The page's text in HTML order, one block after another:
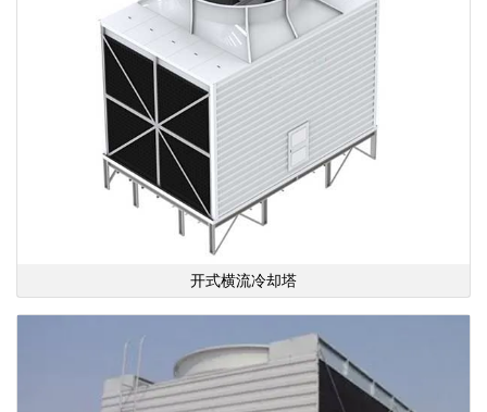
开式横流冷却塔